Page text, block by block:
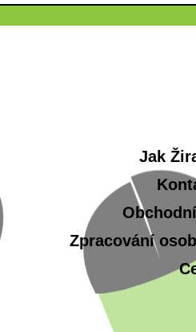
Jak
Zpracování